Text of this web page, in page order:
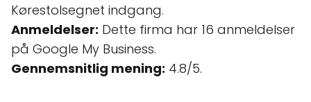
Kørestolsegnet indgang.
Anmeldelser: Dette firma har 16 anmeldelser
på Google My Business.
Gennemsnitlig mening: 4.8/5.